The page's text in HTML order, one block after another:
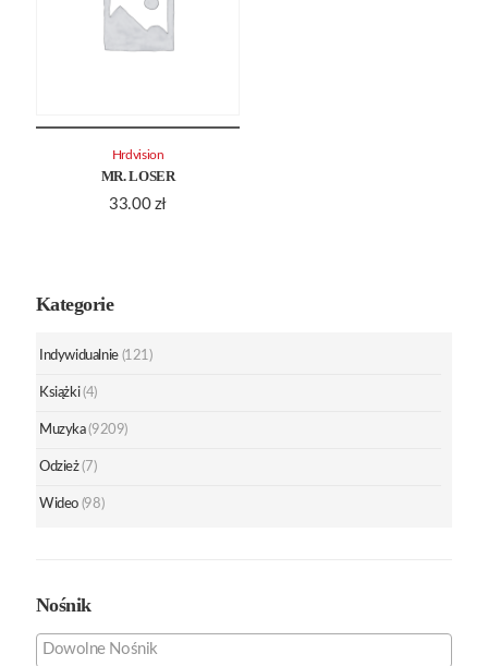
MR. LOSER
33.00 zł
Hrdvision
Kategorie
Indywidualnie (121)
Książki (4)
Muzyka (9209)
Odzież (7)
Wideo (98)
Nośnik